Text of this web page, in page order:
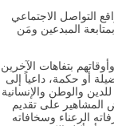
التواصل الاجتماعي
المبدعين ومَن
بتفاهات الآخرين
أو حكمة، داعياً إلى
والوطن والإنسانية
على تقديم
الرعناء وسخافاته